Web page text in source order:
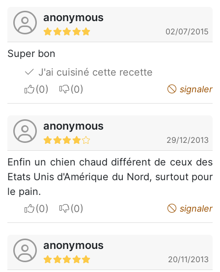
anonymous
02/07/2015
Super bon
J'ai cuisiné cette recette
I apreciateI do not appreciate signaler
anonymous
29/12/2013
Enfin un chien chaud différent de ceux des
Etats Unis d'Amérique du Nord, surtout pour
le pain.
I apreciateI do not appreciate signaler
anonymous
20/11/2013